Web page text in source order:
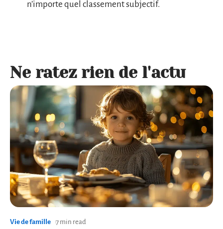
n’importe quel classement subjectif.
Ne ratez rien de l'actu
Vie de famille 7 min read